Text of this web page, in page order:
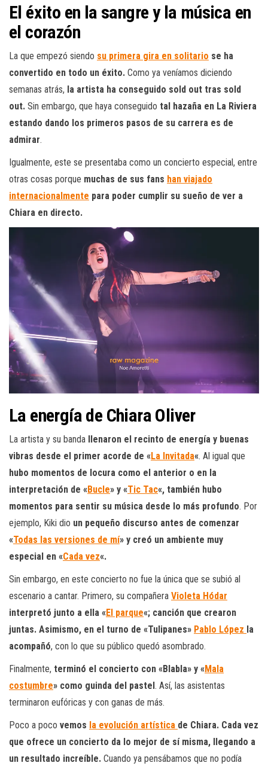
El éxito en la sangre y la música en
el corazón
La que empezó siendo su primera gira en solitario se ha
convertido en todo un éxito. Como ya veníamos diciendo
semanas atrás, la artista ha conseguido sold out tras sold
out. Sin embargo, que haya conseguido tal hazaña en La Riviera
estando dando los primeros pasos de su carrera es de
admirar.
Igualmente, este se presentaba como un concierto especial, entre
otras cosas porque muchas de sus fans han viajado
internacionalmente para poder cumplir su sueño de ver a
Chiara en directo.
La energía de Chiara Oliver
La artista y su banda
llenaron el recinto de energía y buenas
vibras desde el primer acorde de «La Invitada«. Al igual que
hubo momentos de locura como el anterior o en la
interpretación de «Bucle» y «Tic Tac«, también hubo
momentos para sentir su música desde lo más profundo. Por
ejemplo, Kiki dio un pequeño discurso antes de comenzar
«Todas las versiones de mí» y creó un ambiente muy
especial en «Cada vez«.
Sin embargo, en este concierto no fue la única que se subió al
escenario a cantar. Primero, su compañera Violeta Hódar
interpretó junto a ella «El parque«; canción que crearon
juntas. Asimismo, en el turno de «Tulipanes» Pablo López la
acompañó, con lo que su público quedó asombrado.
Finalmente, terminó el concierto con «Blabla» y «Mala
costumbre» como guinda del pastel . Así, las asistentas
terminaron eufóricas y con ganas de más.
Poco a poco vemos la evolución artística de Chiara. Cada vez
que ofrece un concierto da lo mejor de sí misma, llegando a
un resultado increíble. Cuando ya pensábamos que no podía